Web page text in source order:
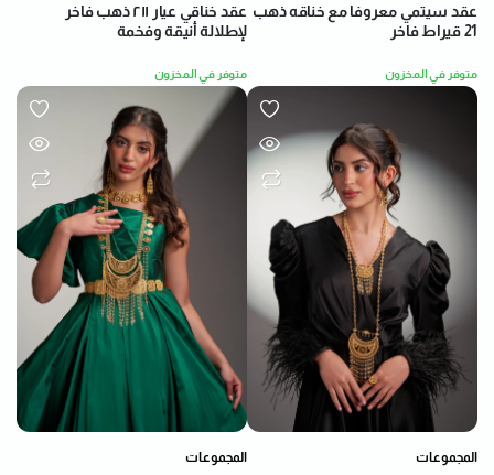
عقد خناقي عيار ٢١١ ذهب فاخر
لإطلالة أنيقة وفخمة
متوفر في المخزون
عقد سيتمي معروفا مع خناقه ذهب
21 قيراط فاخر
متوفر في المخزون
المجموعات المجموعات